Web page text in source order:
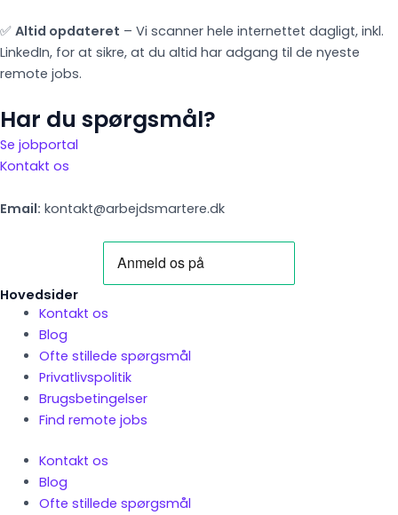
✅ Altid opdateret – Vi scanner hele internettet dagligt, inkl.
LinkedIn, for at sikre, at du altid har adgang til de nyeste
remote jobs.
Har du spørgsmål?
Se jobportal
Kontakt os
Email: kontakt@arbejdsmartere.dk
Hovedsider
Kontakt os
Blog
Ofte stillede spørgsmål
Privatlivspolitik
Brugsbetingelser
Find remote jobs
Kontakt os
Blog
Ofte stillede spørgsmål